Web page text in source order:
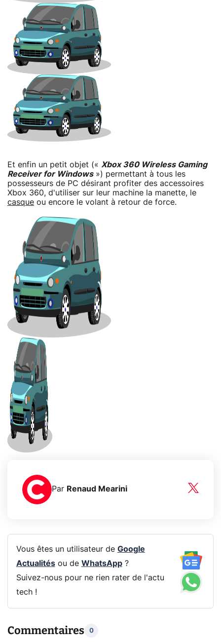
Et enfin un petit objet (« Xbox 360 Wireless Gaming
Receiver for Windows») permettant à tous les
possesseurs de PC désirant profiter des accessoires
Xbox 360, d'utiliser sur leur machine la manette, le
casque ou encore le volant à retour de force.
Par Renaud Mearini
Vous êtes un utilisateur de Google
Actualitésou de WhatsApp?
Suivez-nous pour ne rien rater de l'actu
tech !
Commentaires 0